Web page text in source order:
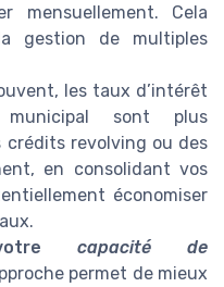
mensuellement. Cela
gestion de multiples
les taux d’intérêt
sont plus
revolving ou des
en consolidant vos
économiser
capacité de
permet de mieux